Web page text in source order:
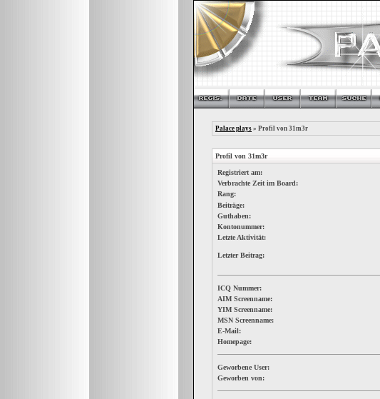
Palace plays » Profil von 31m3r
Profil von 31m3r
Registriert am:
Verbrachte Zeit im Board:
Rang:
Beiträge:
Guthaben:
Kontonummer:
Letzte Aktivität:
Letzter Beitrag:
ICQ Nummer:
AIM Screenname:
YIM Screenname:
MSN Screenname:
E-Mail:
Homepage:
Geworbene User:
Geworben von: